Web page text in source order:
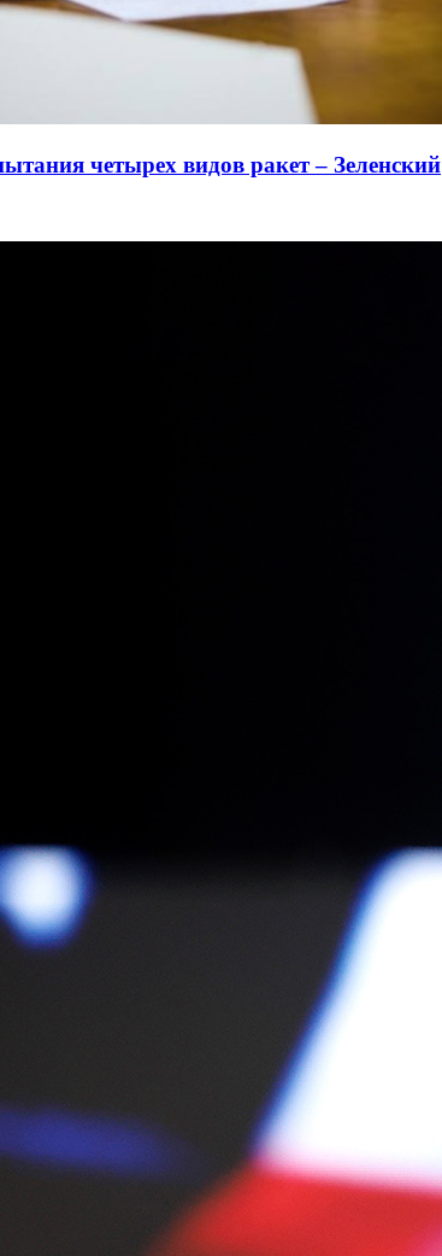
четырех видов ракет – Зеленский